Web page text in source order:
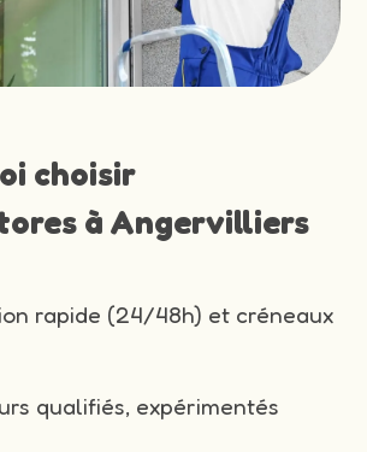
choisir
à Angervilliers
rapide (24/48h) et créneaux
qualifiés, expérimentés